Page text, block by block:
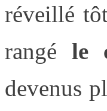
réveillé
rangéle
devenus